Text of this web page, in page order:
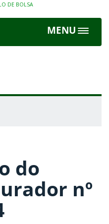
DE BOLSA
MENU
Toggle
do
nº